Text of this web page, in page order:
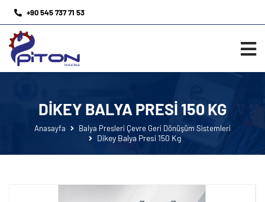
+90 545 737 71 53
DIKEY BALYA PRESI 150 KG
Anasayfa Balya Presleri Çevre Geri Dönüşüm Sistemleri
Dikey Balya Presi 150 Kg